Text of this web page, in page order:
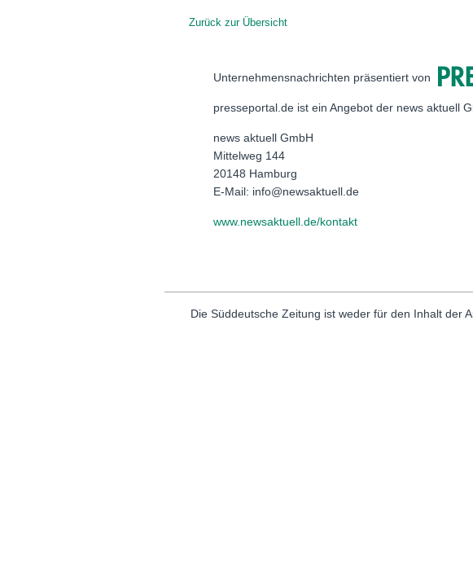
Zurück zur Übersicht
Unternehmensnachrichten präsentiert von
presseportal.de ist ein Angebot der news aktuell
news aktuell GmbH
Mittelweg 144
20148 Hamburg
E-Mail: info@newsaktuell.de
www.newsaktuell.de/kontakt
Die Süddeutsche Zeitung ist weder für den Inhalt der